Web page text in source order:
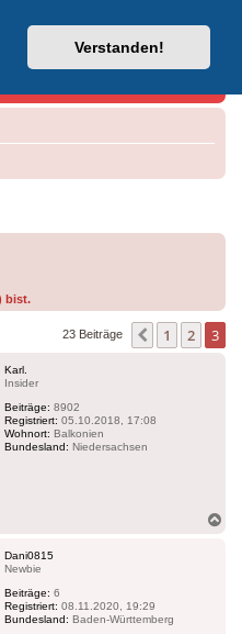
Verstanden!
Helpdesk
bist.
23 Beiträge Vorherige
1 2 3
Karl.
Insider
Beiträge: 8902
Registriert: 05.10.2018, 17:08
Wohnort: Balkonien
Bundesland: Niedersachsen
Dani0815
Newbie
Beiträge: 6
Registriert: 08.11.2020, 19:29
Bundesland: Baden-Württemberg